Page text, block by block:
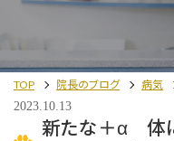
TOP 院長のブログ 病気
2023.10.13
新たな＋α 体